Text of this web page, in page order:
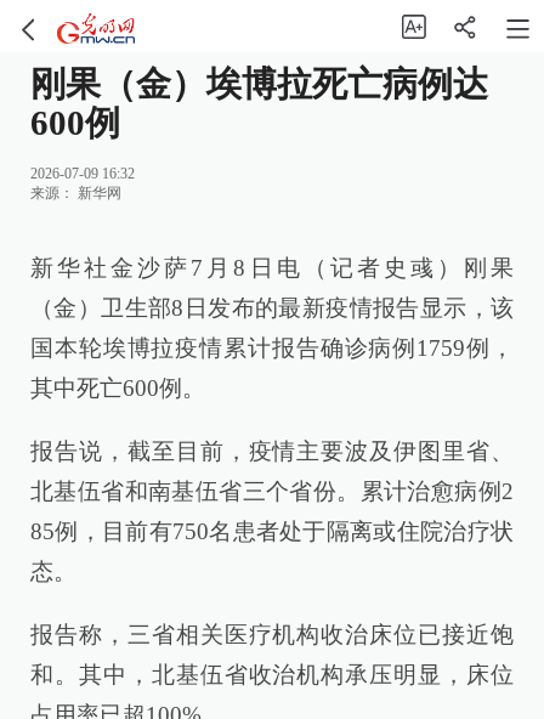
刚果（金）埃博拉死亡病例达
600例
2026-07-09 16:32
来源： 新华网
新华社金沙萨7月8日电（记者史彧）刚果
（金）卫生部8日发布的最新疫情报告显示，该
国本轮埃博拉疫情累计报告确诊病例1759例，
其中死亡600例。
报告说，截至目前，疫情主要波及伊图里省、
北基伍省和南基伍省三个省份。累计治愈病例2
85例，目前有750名患者处于隔离或住院治疗状
态。
报告称，三省相关医疗机构收治床位已接近饱
和。其中，北基伍省收治机构承压明显，床位